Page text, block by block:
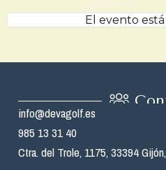
El evento
info@devagolf.es
985 13 31 40
Ctra. del Trole, 1175, 33394